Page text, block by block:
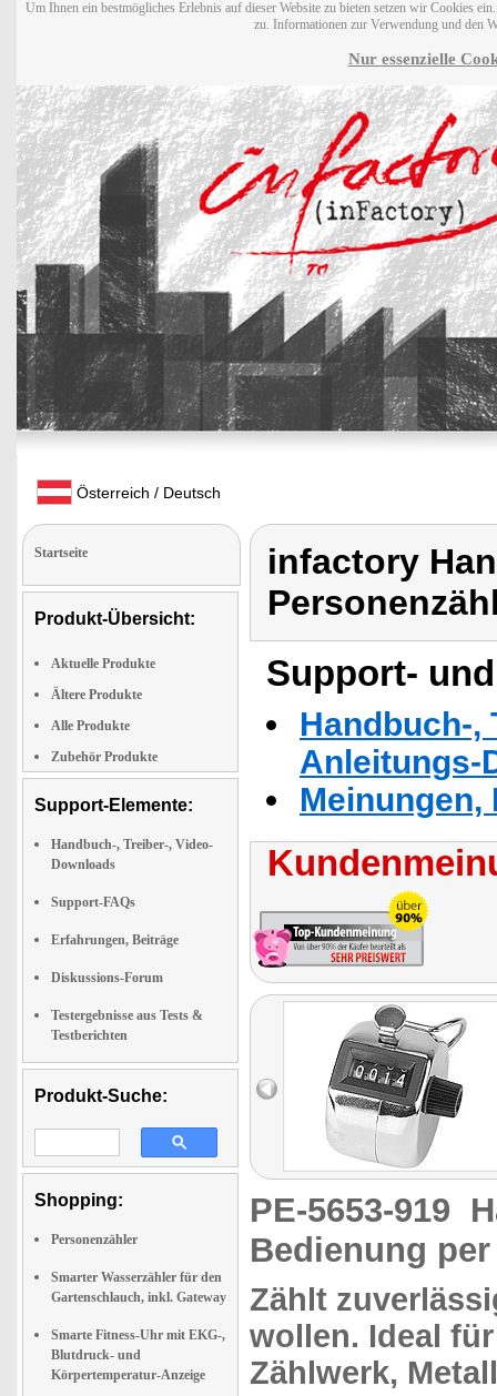
Um Ihnen ein bestmögliches Erlebnis auf dieser Website zu bieten setzen wir Cookies
zu. Informationen zur Verwendung und den
Nur essenzielle
Österreich / Deutsch
Startseite
Produkt-Übersicht:
Aktuelle Produkte
Ältere Produkte
Alle Produkte
Zubehör Produkte
Support-Elemente:
Handbuch-, Treiber-, Video-
Downloads
Support-FAQs
Erfahrungen, Beiträge
Diskussions-Forum
Testergebnisse aus Tests &
Testberichten
Produkt-Suche:
Shopping:
Personenzähler
Smarter Wasserzähler für den
Gartenschlauch, inkl. Gateway
Smarte Fitness-Uhr mit EKG-,
Blutdruck- und
Körpertemperatur-Anzeige
infactory
Support-
Handbuch-,
Anleitungs-
PE-5653-919
Bedienung
Zählt
wollen. Ideal
Zählwerk,